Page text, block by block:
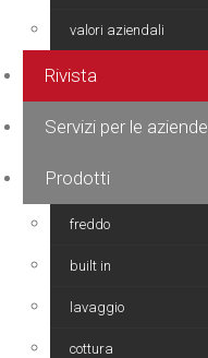
valori aziendali
Rivista
Servizi per le aziende
Prodotti
freddo
built in
lavaggio
cottura